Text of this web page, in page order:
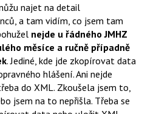
najet na detail
a tam vidím, co jsem tam
nejde u řádného JMHZ
měsíce a ručně případně
. Jediné, kde jde zkopírovat data
hlášení. Ani nejde
do XML. Zkoušela jsem to,
jsem na to nepřišla. Třeba se